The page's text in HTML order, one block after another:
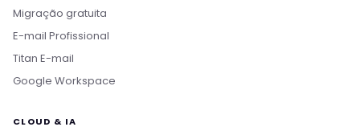
Migração gratuita
E-mail Profissional
Titan E-mail
Google Workspace
CLOUD & IA